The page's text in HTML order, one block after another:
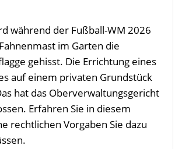
während der Fußball-WM 2026
im Garten die
gehisst. Die Errichtung eines
auf einem privaten Grundstück
hat das Oberverwaltungsgericht
Erfahren Sie in diesem
rechtlichen Vorgaben Sie dazu